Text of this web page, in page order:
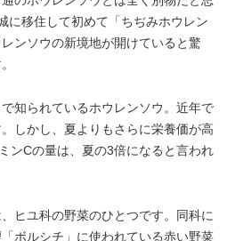
に移住して初めて「ちぢみホウレン
ンソウの新境地が開けていると驚
知られているホウレンソウ。近年で
しかし、夏よりもさらに栄養価が高
ンCの量は、夏の3倍になると言われ
ヒユ科の野菜のひとつです。同科に
ボルシチ」に使われている赤い野菜